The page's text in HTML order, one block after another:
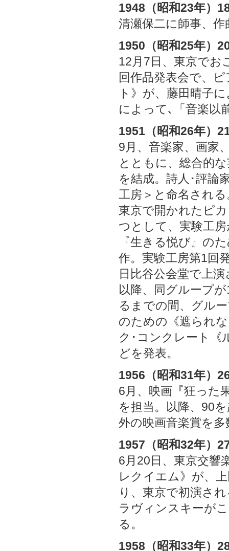
1948（昭和23年）
清瀬保二に師事、
1950（昭和25年）
12月7日、東京でお
回作品発表会で、
ト》が、藤田晴子
によって､「音楽以
1951（昭和26年）
9月、音楽家、画家
とともに、総合的
を結成。詩人･評論
工房＞と命名される
東京で開かれたピ
つとして、実験工
『生きる悦び』の
作。実験工房第1回
日比谷公会堂で上
以降、同グループ
るまでの間、グル
のための《遮られ
ク･コンクレート《
どを発表。
1956（昭和31年）
6月、映画『狂った
を担当。以降、90
外の映画音楽賞を
1957（昭和32年）
6月20日、東京交響
レクイエム》が、
り、東京で初演さ
ラヴィンスキーが
る。
1958（昭和33年）